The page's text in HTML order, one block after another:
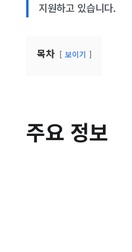
지원하고 있습니다.
목차 보이기
주요 정보